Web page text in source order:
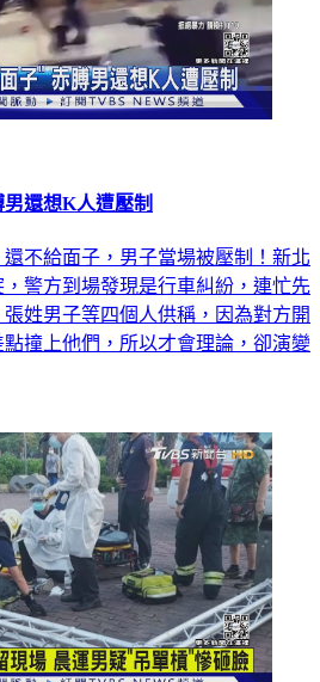
還想K人遭壓制
不給面子，男子當場被壓制！新北
警方到場發現是行車糾紛，連忙先
姓男子等四個人供稱，因為對方開
撞上他們，所以才會理論，卻演變